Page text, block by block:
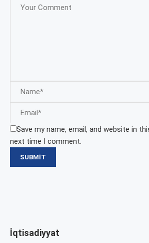
Save my name, email, and website in
next time I comment.
İqtisadiyyat